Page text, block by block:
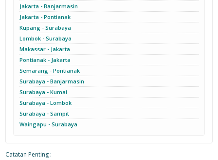
Jakarta - Banjarmasin
Jakarta - Pontianak
Kupang - Surabaya
Lombok - Surabaya
Makassar - Jakarta
Pontianak - Jakarta
Semarang - Pontianak
Surabaya - Banjarmasin
Surabaya - Kumai
Surabaya - Lombok
Surabaya - Sampit
Waingapu - Surabaya
Catatan Penting :